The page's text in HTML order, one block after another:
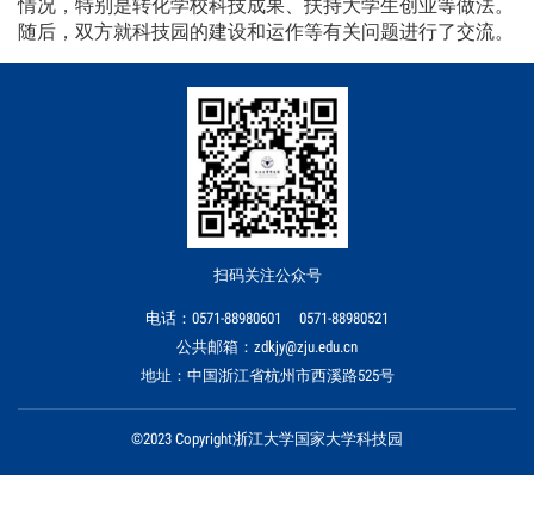
情况，特别是转化学校科技成果、扶持大学生创业等做法。
随后，双方就科技园的建设和运作等有关问题进行了交流。
扫码关注公众号
电话：0571-88980601 0571-88980521
公共邮箱：zdkjy@zju.edu.cn
地址：中国浙江省杭州市西溪路525号
©2023 Copyright浙江大学国家大学科技园